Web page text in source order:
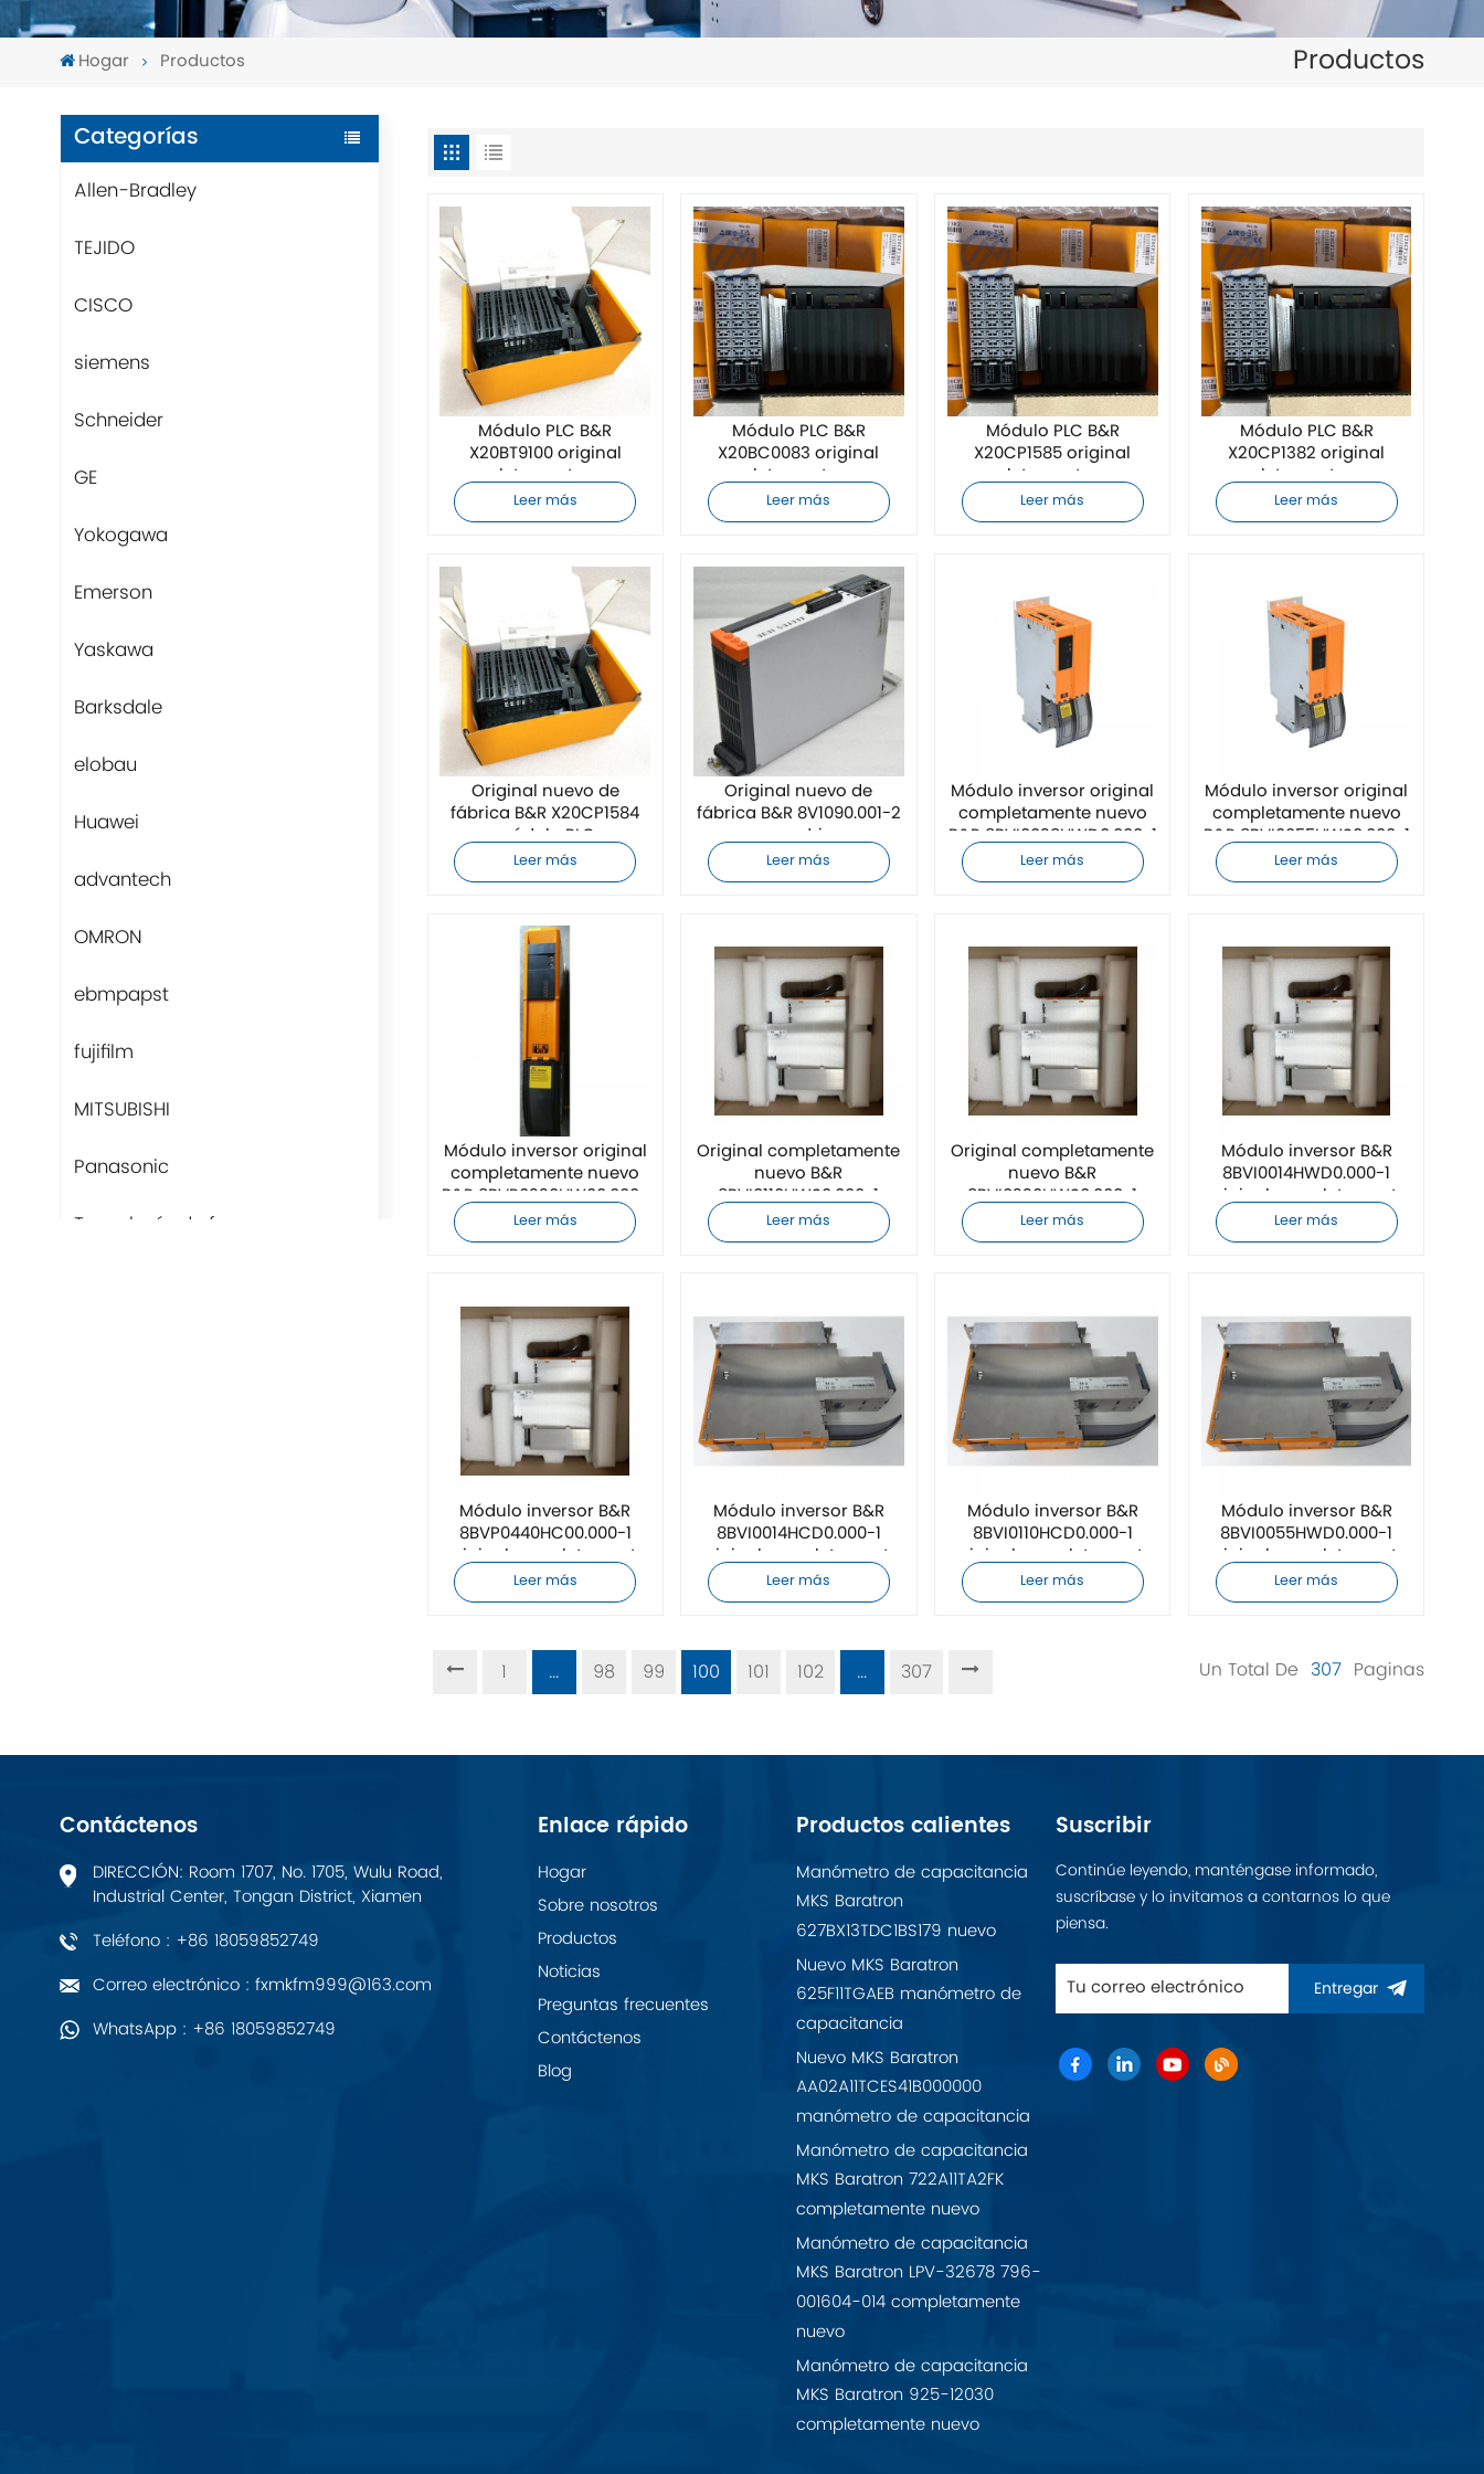
한국의
中文
Hogar Productos Productos
Categorías
Allen-Bradley
TEJIDO
CISCO
siemens
Schneider
GE
Yokogawa
Emerson
Yaskawa
Barksdale
elobau
Huawei
advantech
OMRON
ebmpapst
fujifilm
MITSUBISHI
Panasonic
Tecnología de fans
CONTACTO FÉNIX
Mettler Toledo
PALL
Módulo PLC B&R
X20BT9100 original
completamente nuevo
Leer más
Módulo PLC B&R
X20BC0083 original
completamente nuevo
Leer más
Módulo PLC B&R
X20CP1585 original
completamente nuevo
Leer más
Módulo PLC B&R
X20CP1382 original
completamente nuevo
Leer más
Original nuevo de
fábrica B&R X20CP1584
módulo PLC
Leer más
Original nuevo de
fábrica B&R 8V1090.001-2
servodrive
Leer más
Módulo inversor original
completamente nuevo
B&R 8BVI0028HWD0.000-1
Leer más
Módulo inversor original
completamente nuevo
B&R 8BVI0055HWS0.000-1
Leer más
Módulo inversor original
completamente nuevo
B&R 8BVP0220HW00.000-
1
Leer más
Original completamente
nuevo B&R
8BVI0110HWS0.000-1
Módulo inversor
Leer más
Original completamente
nuevo B&R
8BVI0220HWS0.000-1
Módulo inversor
Leer más
Módulo inversor B&R
8BVI0014HWD0.000-1
original completamente
nuevo
Leer más
Módulo inversor B&R
8BVP0440HC00.000-1
original completamente
nuevo
Leer más
Módulo inversor B&R
8BVI0014HCD0.000-1
original completamente
nuevo
Leer más
Módulo inversor B&R
8BVI0110HCD0.000-1
original completamente
nuevo
Leer más
Módulo inversor B&R
8BVI0055HWD0.000-1
original completamente
nuevo
Leer más
1 ... 98 99 100 101 102 ... 307 Un Total De 307 Paginas
Contáctenos
DIRECCIÓN: Room 1707, No. 1705, Wulu Road,
Industrial Center, Tongan District, Xiamen
Teléfono : +86 18059852749
Correo electrónico : fxmkfm999@163.com
WhatsApp : +86 18059852749
Enlace rápido
Hogar
Sobre nosotros
Productos
Noticias
Preguntas frecuentes
Contáctenos
Blog
Productos calientes
Manómetro de capacitancia
MKS Baratron
627BX13TDC1BS179 nuevo
Nuevo MKS Baratron
625F11TGAEB manómetro de
capacitancia
Nuevo MKS Baratron
AA02A11TCES41B000000
manómetro de capacitancia
Manómetro de capacitancia
MKS Baratron 722A11TA2FK
completamente nuevo
Manómetro de capacitancia
MKS Baratron LPV-32678 796-
001604-014 completamente
nuevo
Manómetro de capacitancia
MKS Baratron 925-12030
completamente nuevo
Suscribir
Continúe leyendo, manténgase informado,
suscríbase y lo invitamos a contarnos lo que
piensa.
Entregar